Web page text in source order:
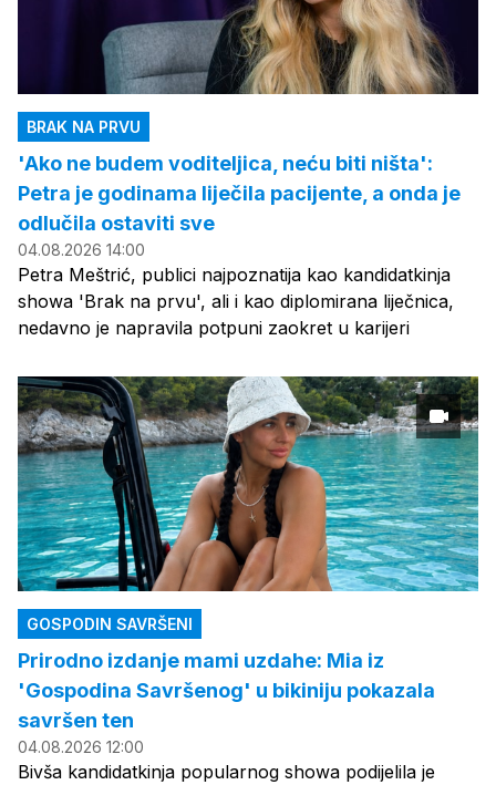
BRAK NA PRVU
'Ako ne budem voditeljica, neću biti ništa':
Petra je godinama liječila pacijente, a onda je
odlučila ostaviti sve
04.08.2026 14:00
Petra Meštrić, publici najpoznatija kao kandidatkinja
showa 'Brak na prvu', ali i kao diplomirana liječnica,
nedavno je napravila potpuni zaokret u karijeri
GOSPODIN SAVRŠENI
Prirodno izdanje mami uzdahe: Mia iz
'Gospodina Savršenog' u bikiniju pokazala
savršen ten
04.08.2026 12:00
Bivša kandidatkinja popularnog showa podijelila je